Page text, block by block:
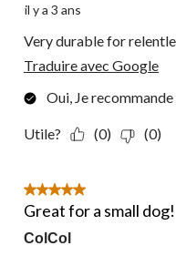
il y a 3 ans
Very durable for
Traduire avec Google
Oui, Je
Utile? (0) (0)
5 étoile(s) sur 5.
Great for a small dog!
ColCol